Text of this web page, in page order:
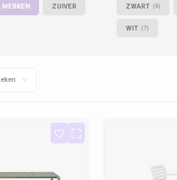
ZUIVER ZWART (6)
WIT (7)